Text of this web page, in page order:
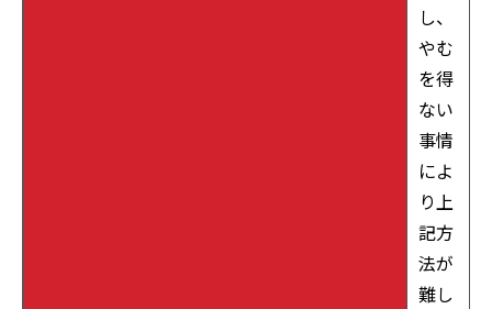
し、
やむ
を得
ない
事情
によ
り上
記方
法が
難し